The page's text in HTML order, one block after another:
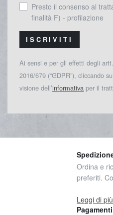
Presto il consenso al
finalità F) - profilazione
ISCRIVITI
Ai sensi e per gli effetti degli
2016/679 (“GDPR”), cliccando
visione dell’informativa per il
Ordina e
preferiti.
Leggi di più
Pagamenti